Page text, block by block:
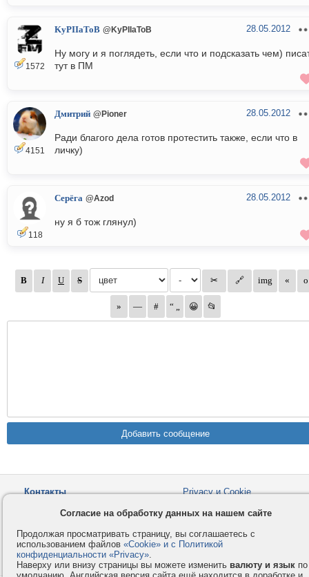
1572
KyPIIaToB @KyPIIaToB 28.05.2012
Ну могу и я поглядеть, если что и подсказать чем)
тут в ПМ
4151
Дмитрий @Pioner 28.05.2012
Ради благого дела готов протестить также, если что в
личку)
118
Серёга @Azod 28.05.2012
ну я б тож глянул)
Контакты
Privacy и Cookie
Как оплатить
Форумы
© 2008-2026VMESTE.EU
Согласие на обработку данных на нашем сайте
Продолжая просматривать страницу, вы соглашаетесь с
использованием файлов «Cookie» и с Политикой
конфиденциальности «Privacy».
Наверху или внизу страницы вы можете изменить валюту и язык по